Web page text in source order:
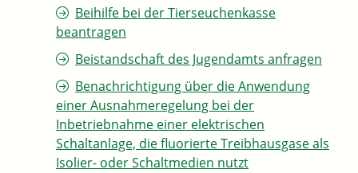
Beihilfe bei der Tierseuchenkasse
beantragen
Beistandschaft des Jugendamts anfragen
Benachrichtigung über die Anwendung
einer Ausnahmeregelung bei der
Inbetriebnahme einer elektrischen
Schaltanlage, die fluorierte Treibhausgase als
Isolier- oder Schaltmedien nutzt